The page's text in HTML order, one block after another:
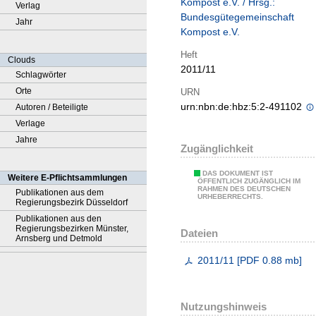
Verlag
Jahr
Clouds
Schlagwörter
Orte
Autoren / Beteiligte
Verlage
Jahre
Weitere E-Pflichtsammlungen
Publikationen aus dem
Regierungsbezirk Düsseldorf
Publikationen aus den
Regierungsbezirken Münster,
Arnsberg und Detmold
Kompost e.V. / Hrsg.:
Bundesgütegemeinschaft
Kompost e.V.
Heft
2011/11
URN
urn:nbn:de:hbz:5:2-491102
Zugänglichkeit
DAS DOKUMENT IST
ÖFFENTLICH ZUGÄNGLICH IM
RAHMEN DES DEUTSCHEN
URHEBERRECHTS.
Dateien
2011/11 [PDF 0.88 mb]
Nutzungshinweis